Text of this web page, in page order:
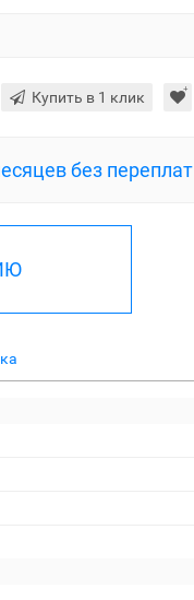
Купить в 1 клик
без переплат